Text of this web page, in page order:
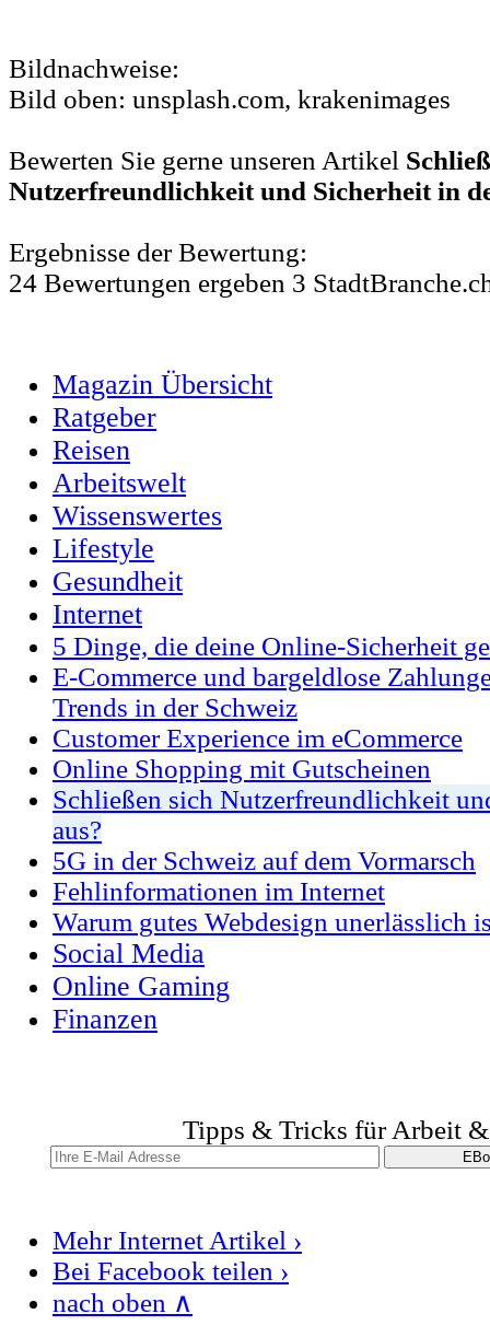
Bildnachweise:
Bild oben: unsplash.com, krakenimages
Bewerten Sie gerne unseren Artikel
Nutzerfreundlichkeit und Sicherheit in
Ergebnisse der Bewertung:
24 Bewertungen ergeben 3
Magazin Übersicht
Ratgeber
Reisen
Arbeitswelt
Wissenswertes
Lifestyle
Gesundheit
Internet
5 Dinge, die deine Online-Sicherheit
E-Commerce und bargeldlose
Trends in der Schweiz
Customer Experience im eCommerce
Online Shopping mit Gutscheinen
Schließen sich Nutzerfreundlichkeit
aus?
5G in der Schweiz auf dem Vormarsch
Fehlinformationen im Internet
Warum gutes Webdesign unerlässlich
Social Media
Online Gaming
Finanzen
Tipps & Tricks für Arbeit
Mehr Internet Artikel ›
Bei Facebook teilen ›
nach oben ∧